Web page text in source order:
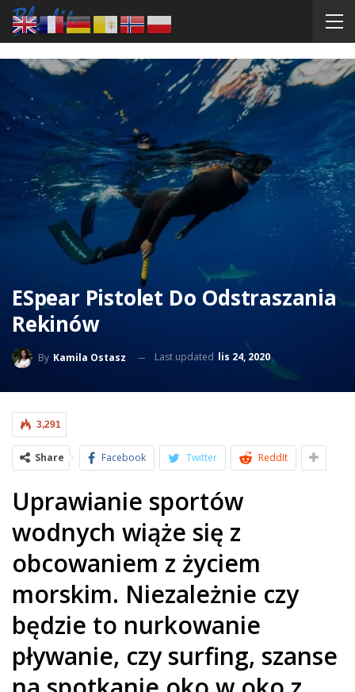
ESpear Pistolet Do Odstraszania
Rekinów
By Kamila Ostasz Last updated lis 24, 2020
3,291
Share Facebook Twitter ReddIt
Uprawianie sportów
wodnych wiąże się z
obcowaniem z życiem
morskim. Niezależnie czy
będzie to nurkowanie
pływanie, czy surfing, szanse